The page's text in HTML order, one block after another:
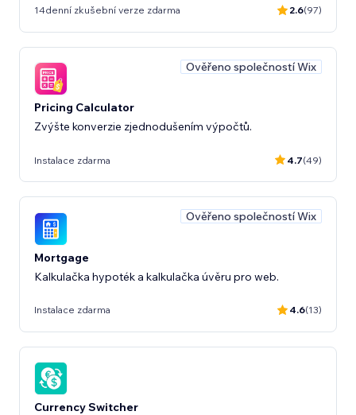
14denní zkušební verze zdarma 2.6(97)
Ověřeno společností Wix
Pricing Calculator
Zvýšte konverzie zjednodušením výpočtů.
Instalace zdarma 4.7(49)
Ověřeno společností Wix
Mortgage
Kalkulačka hypoték a kalkulačka úvěru pro web.
Instalace zdarma 4.6(13)
Currency Switcher